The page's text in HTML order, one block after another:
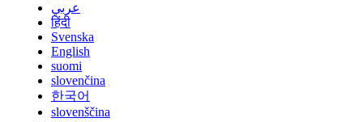
عربي
हिंदी
Svenska
English
suomi
slovenčina
한국어
slovenščina